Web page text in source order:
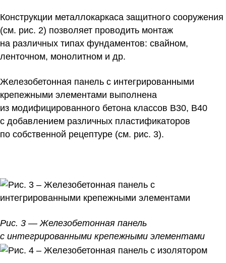
Конструкции металлокаркаса защитного сооружения
(см. рис. 2) позволяет проводить монтаж
на различных типах фундаментов: свайном,
ленточном, монолитном и др.
Железобетонная панель с интегрированными
крепежными элементами выполнена
из модифицированного бетона классов В30, В40
с добавлением различных пластификаторов
по собственной рецептуре (см. рис. 3).
Рис. 3 — Железобетонная панель
с интегрированными крепежными элементами